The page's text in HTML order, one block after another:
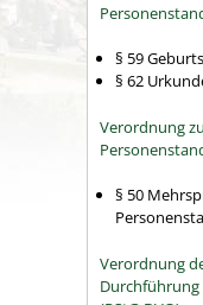
§ 59
§ 62
Verordnung
§ 50
Verordnung
Durchführung